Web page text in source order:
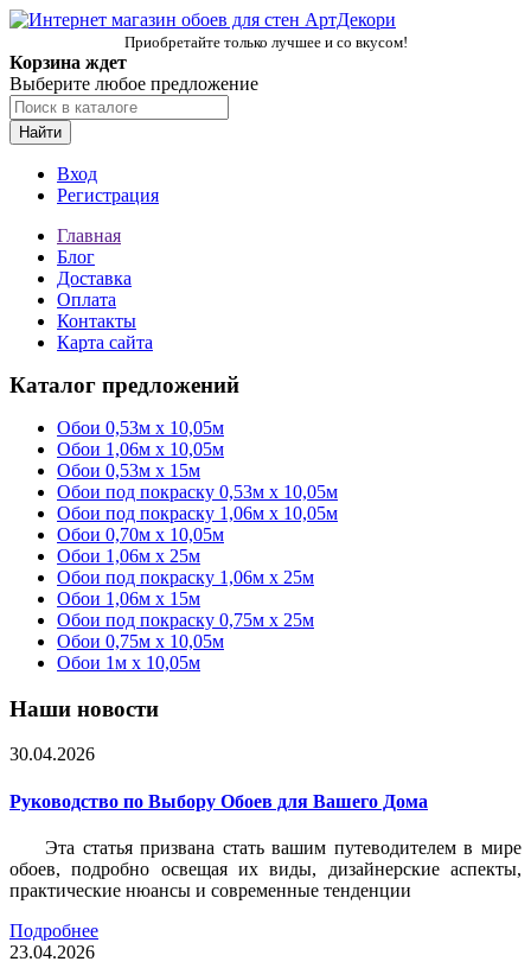
Приобретайте только лучшее и со вкусом!
Корзина ждет
Выберите любое предложение
Найти
Вход
Регистрация
Главная
Блог
Доставка
Оплата
Контакты
Карта сайта
Каталог предложений
Обои 0,53м x 10,05м
Обои 1,06м х 10,05м
Обои 0,53м x 15м
Обои под покраску 0,53м x 10,05м
Обои под покраску 1,06м х 10,05м
Обои 0,70м x 10,05м
Обои 1,06м x 25м
Обои под покраску 1,06м x 25м
Обои 1,06м x 15м
Обои под покраску 0,75м x 25м
Обои 0,75м x 10,05м
Обои 1м х 10,05м
Наши новости
30.04.2026
Руководство по Выбору Обоев для Вашего Дома
Эта статья призвана стать вашим путеводителем в мире
обоев, подробно освещая их виды, дизайнерские аспекты,
практические нюансы и современные тенденции
Подробнее
23.04.2026